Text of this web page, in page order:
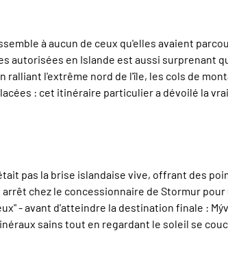
à aucun de ceux qu'elles avaient
autorisées en Islande est aussi surprenant
l'extrême nord de l'île, les cols de
: cet itinéraire particulier a dévoilé la
pas la brise islandaise vive, offrant des
chez le concessionnaire de Stormur
- avant d'atteindre la destination finale :
sains tout en regardant le soleil se